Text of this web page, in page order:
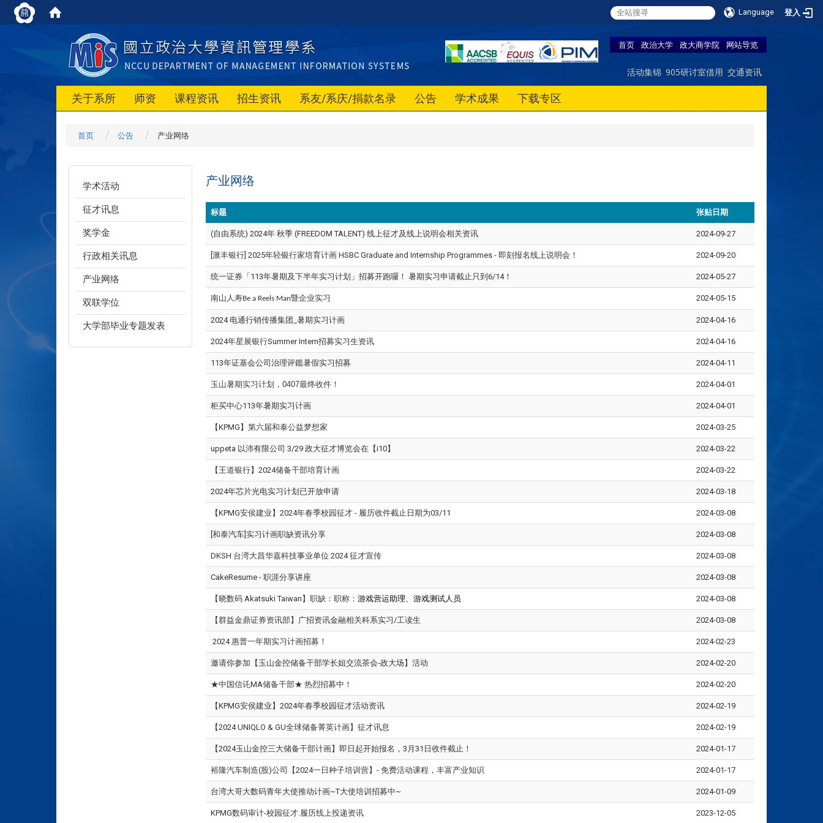
Language 登入
首页 政治大学 政大商学院 网站导览
活动集锦 905研讨室借用 交通资讯
关于系所 师资 课程资讯 招生资讯 系友/系庆/捐款名录 公告 学术成果 下载专区
首页 公告 产业网络
学术活动
征才讯息
奖学金
行政相关讯息
产业网络
双联学位
大学部毕业专题发表
产业网络
标题 张贴日期
(自由系统) 2024年 秋季 (FREEDOM TALENT) 线上征才及线上说明会相关资讯 2024-09-27
[滙丰银行] 2025年轻银行家培育计画 HSBC Graduate and Internship Programmes - 即刻报名线上说明会！ 2024-09-20
统一证券「113年暑期及下半年实习计划」招募开跑囉！ 暑期实习申请截止只到6/14！ 2024-05-27
南山人寿Be a Reels Man暨企业实习 2024-05-15
2024 电通行销传播集团_暑期实习计画 2024-04-16
2024年星展银行Summer Intern招募实习生资讯 2024-04-16
113年证基会公司治理评鑑暑假实习招募 2024-04-11
玉山暑期实习计划，0407最终收件！ 2024-04-01
柜买中心113年暑期实习计画 2024-04-01
【KPMG】第六届和泰公益梦想家 2024-03-25
uppeta 以沛有限公司 3/29 政大征才博览会在【i10】 2024-03-22
【王道银行】2024储备干部培育计画 2024-03-22
2024年芯片光电实习计划已开放申请 2024-03-18
【KPMG安侯建业】2024年春季校园征才 - 履历收件截止日期为03/11 2024-03-08
[和泰汽车]实习计画职缺资讯分享 2024-03-08
DKSH 台湾大昌华嘉科技事业单位 2024 征才宣传 2024-03-08
CakeResume - 职涯分享讲座 2024-03-08
【晓数码 Akatsuki Taiwan】职缺： 职称： 游戏营运助理、 游戏测试人员 2024-03-08
【群益金鼎证券资讯部】广招资讯金融相关科系实习/工读生 2024-03-08
2024 惠普一年期实习计画招募！ 2024-02-23
邀请你参加【玉山金控储备干部学长姐交流茶会-政大场】活动 2024-02-20
★中国信讬MA储备干部★ 热烈招募中！ 2024-02-20
【KPMG安侯建业】2024年春季校园征才活动资讯 2024-02-19
【2024 UNIQLO & GU全球储备菁英计画】征才讯息 2024-02-19
【2024玉山金控三大储备干部计画】即日起开始报名，3月31日收件截止！ 2024-01-17
裕隆汽车制造(股)公司【2024一日种子培训营】- 免费活动课程，丰富产业知识 2024-01-17
台湾大哥大数码青年大使推动计画~T大使培训招募中~ 2024-01-09
KPMG数码审计-校园征才.履历线上投递资讯 2023-12-05